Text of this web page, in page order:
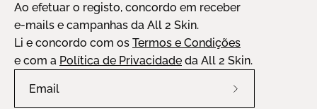
Ao efetuar o registo, concordo em receber
e-mails e campanhas da All 2 Skin.
Li e concordo com os Termos e Condições
e com a Política de Privacidade da All 2 Skin.
Assine